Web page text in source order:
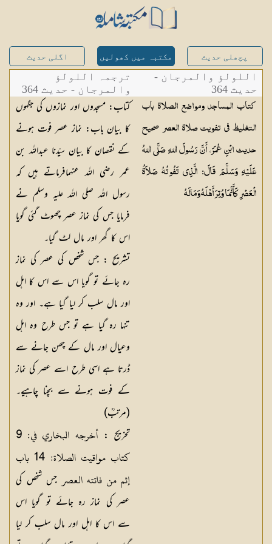
پچھلی حدیث مکتبہ میں کھولیں اگلی حدیث
اللولؤ والمرجان -
حدیث 364
كتاب المساجد ومواضع الصلاة باب
التغليظ في تفويت صلاة العصر صحيح
حديث ابْنِ عُمَرَ، أَنَّ رَسُولَ اللهِ صَلَّى اللهُ
عَلَيْهِ وَسَلَّمَ قَالَ: الَّذِي تَفُوتُهُ صَلاَةُ
الْعَصْرِ كَأَنَّمَا وُتِرَ أَهْلَهُ وَمَالَهُ
ترجمہ اللولؤ
والمرجان - حدیث 364
کتاب: مسجدوں اور نمازوں کی جگہوں
کا بیان باب: نماز عصر فوت ہونے
کے نقصان کا بیان سیّدنا عبداللہ بن
عمر رضی اللہ عنہمافرماتے ہیں کہ
رسول اللہ صلی اللہ علیہ وسلم نے
فرمایا جس کی نماز عصر چھوٹ گئی گویا
اس کا گھر اور مال لٹ گیا۔
تشریح :جس شخص کی عصر کی نماز
رہ جائے تو گویا اس سے اس کا اہل
اور مال سلب کر لیا گیا ہے۔ اور وہ
تنہا رہ گیا ہے تو جس طرح وہ اہل
وعیال اور مال کے چھن جانے سے
ڈرتا ہے اسی طرح اسے عصر کی نماز
کے فوت ہونے سے بچنا چاہیے۔
(مرتبؒ)
تخریج :
أخرجه البخاري في: 9
كتاب مواقيت الصلاة: 14 باب
إثم من فاتته العصر جس شخص کی
عصر کی نماز رہ جائے تو گویا اس
سے اس کا اہل اور مال سلب کر لیا